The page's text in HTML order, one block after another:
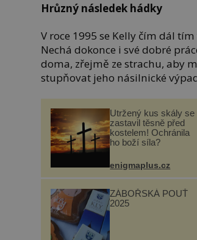
Hrůzný následek hádky
V roce 1995 se Kelly čím dál
Nechá dokonce i své dobré
doma, zřejmě ze strachu, aby
stupňovat jeho násilnické
Utržený kus skály se
zastavil těsně před
kostelem! Ochránila
ho boží síla?
enigmaplus.cz
ZÁBOŘSKÁ POUŤ
2025